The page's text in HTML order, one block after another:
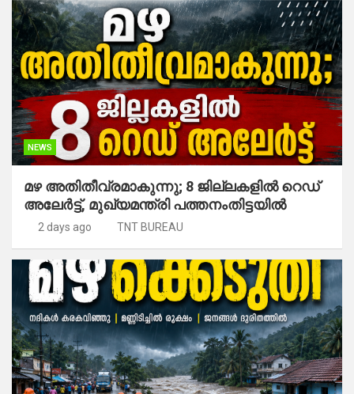
NEWS
മഴ അതിതീവ്രമാകുന്നു; 8 ജില്ലകളില്‍ റെഡ്
അലേർട്ട്, മുഖ്യമന്ത്രി പത്തനംതിട്ടയില്‍
2 days ago TNT BUREAU